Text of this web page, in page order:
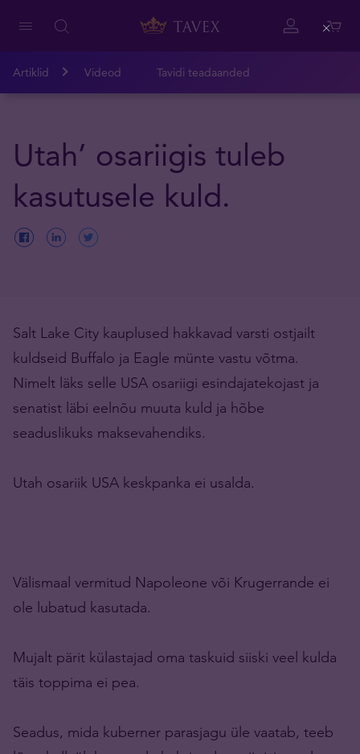
Artiklid Videod Tavidi teadaanded
Utah’ osariigis tuleb
kasutusele kuld.
Salt Lake City kauplused hakkavad varsti ostjailt
kuldseid Buffalo ja Eagle münte vastu võtma.
Nimelt läks selle USA osariigi esindajatekojast ja
senatist läbi eelnõu muuta kuld ja hõbe
seaduslikuks maksevahendiks.
Utah osariik USA keskpanka ei usalda.
Välismaal vermitud Napoleone või Krugerrande ei
ole lubatud kasutada.
Mujalt pärit külastajad oma taskuid siiski veel kulda
täis toppima ei pea.
Seadus, mida kuberner parasjagu üle vaatab, teeb
Close